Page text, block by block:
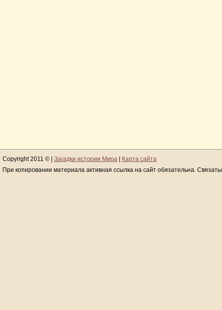
Copyright 2011 © | Загадки истории Мира
Карта сайта
При копировании материала активная ссылка на сайт обязательна.